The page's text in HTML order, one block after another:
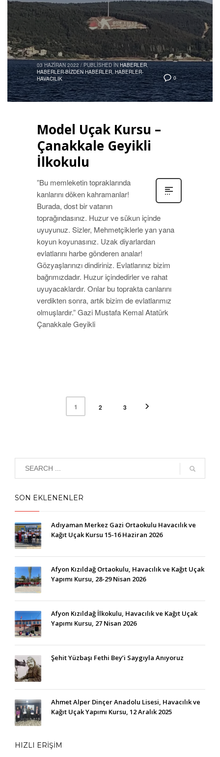
0
03 HAZIRAN 2022 / PUBLISHED IN HABERLER,
HABERLER-BIZDEN HABERLER,HABERLER-
HAVACILIK
Model Uçak Kursu –
Çanakkale Geyikli
İlkokulu
”Bu memleketin topraklarında
kanlarını döken kahramanlar!
Burada, dost bir vatanın
toprağındasınız. Huzur ve sükun içinde
uyuyunuz. Sizler, Mehmetçiklerle yan yana
koyun koyunasınız. Uzak diyarlardan
evlatlarını harbe gönderen analar!
Gözyaşlarınızı dindiriniz. Evlatlarınız bizim
bağrımızdadır. Huzur içindedirler ve rahat
uyuyacaklardır. Onlar bu toprakta canlarını
verdikten sonra, artık bizim de evlatlarımız
olmuşlardır.” Gazi Mustafa Kemal Atatürk
Çanakkale Geyikli
1 2 3
SON EKLENENLER
Adıyaman Merkez Gazi Ortaokulu Havacılık ve
Kağıt Uçak Kursu 15-16 Haziran 2026
Afyon Kızıldağ Ortaokulu, Havacılık ve Kağıt Uçak
Yapımı Kursu, 28-29 Nisan 2026
Afyon Kızıldağ İlkokulu, Havacılık ve Kağıt Uçak
Yapımı Kursu, 27 Nisan 2026
Şehit Yüzbaşı Fethi Bey’i Saygıyla Anıyoruz
Ahmet Alper Dinçer Anadolu Lisesi, Havacılık ve
Kağıt Uçak Yapımı Kursu, 12 Aralık 2025
HIZLI ERİŞİM